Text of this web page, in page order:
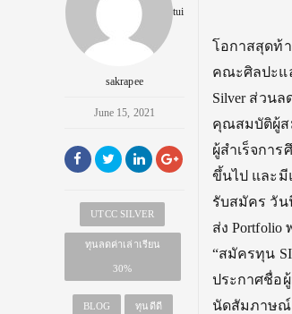
tui
sakrapee
June 15, 2021
UTCC SILVER
ทุนลดค่าเล่าเรียน
30%
BLOG ทุนดีดี
โอกาสสุดท้า
คณะศิลปะแ
Silver ส่วนล
คุณสมบัติผู้
ผู้สำเร็จกา
ขึ้นไป และมี
รับสมัคร วัน
ส่ง
“สมัครทุน
ประกาศชื่อผู้
นัดสัมภาษณ์